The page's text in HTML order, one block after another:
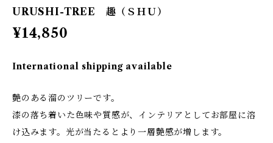
URUSHI-TREE 趣（ＳＨＵ）
¥14,850
International shipping available
艶のある溜のツリーです。
漆の落ち着いた色味や質感が、インテリアとしてお部屋に溶
け込みます。光が当たるとより一層艶感が増します。